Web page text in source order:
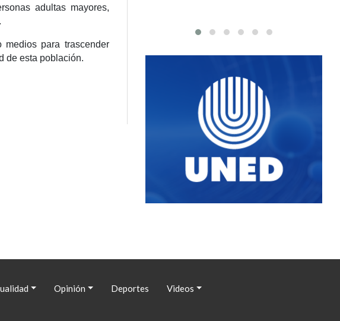
adultas mayores,
para trascender
de esta población.
Opinión Deportes Videos